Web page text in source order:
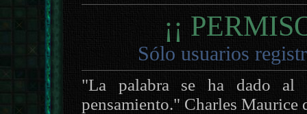
¡¡
Sólo usuarios
"La palabra se ha dado al
pensamiento." Charles Maurice